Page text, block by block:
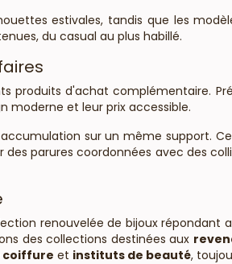
estivales, tandis que les
du casual au plus habillé.
produits d'achat complémentaire.
moderne et leur prix accessible.
sur un même support.
parures coordonnées avec des
renouvelée de bijoux
des collections destinées aux
coiffure et instituts de beauté,